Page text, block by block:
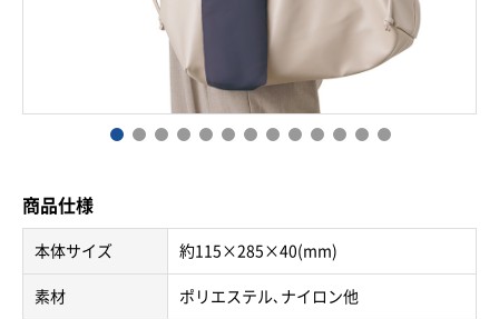
商品仕様
本体サイズ 約115×285×40(mm)
素材 ポリエステル､ナイロン他